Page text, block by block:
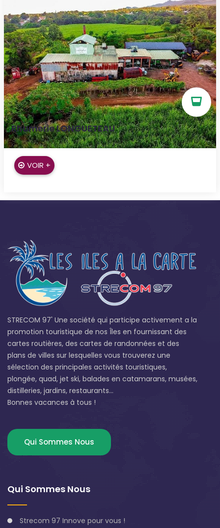
Rhumerie LONGUETEAU
Capesterre Belle-Eau
VOIR +
STRECOM 97' Une société qui participe activement a la
promotion touristique de nos Îles en fournissant des
cartes routières, des cartes de randonnées et des
plans de villes sur lesquelles vous trouverez une
sélection des principales activités touristiques,
plongée, quad, jet ski, balades en catamarans, musées,
distilleries, jardins, restaurants...
Bonnes vacances à tous !
Qui Sommes Nous
Qui Sommes Nous
Strecom 97 Innove pour vous !